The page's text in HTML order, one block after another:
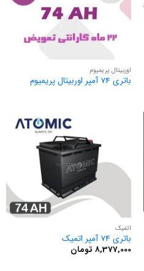
اوربیتال پریمیوم
باتری 74 آمپر اوربیتال پریمیوم
اتمیک
باتری 74 آمپر اتمیک
8,377,000 تومان